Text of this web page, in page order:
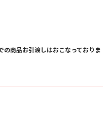
商品お引渡しはおこなっておりま